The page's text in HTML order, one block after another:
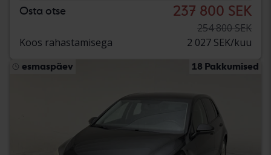
Osta otse 237 800 SEK
254 800 SEK
Koos rahastamisega
2 027 SEK/kuu
esmaspäev 18 Pakkumised